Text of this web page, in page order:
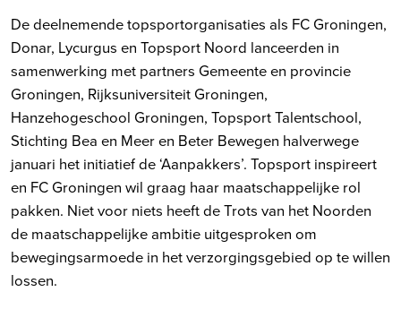
De deelnemende topsportorganisaties als FC Groningen,
Donar, Lycurgus en Topsport Noord lanceerden in
samenwerking met partners Gemeente en provincie
Groningen, Rijksuniversiteit Groningen,
Hanzehogeschool Groningen, Topsport Talentschool,
Stichting Bea en Meer en Beter Bewegen halverwege
januari het initiatief de ‘Aanpakkers’. Topsport inspireert
en FC Groningen wil graag haar maatschappelijke rol
pakken. Niet voor niets heeft de Trots van het Noorden
de maatschappelijke ambitie uitgesproken om
bewegingsarmoede in het verzorgingsgebied op te willen
lossen.